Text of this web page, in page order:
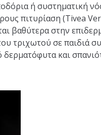
ή συστηματική
πιτυρίαση (Tivea
βαθύτερα στην
τριχωτού σε παιδιά
και